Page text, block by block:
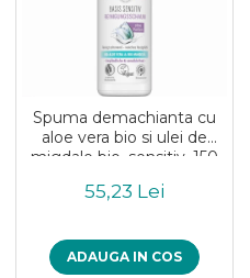
Spuma demachianta cu
aloe vera bio si ulei de
migdale bio, sensitiv, 150
55,23 Lei
ADAUGA IN COS